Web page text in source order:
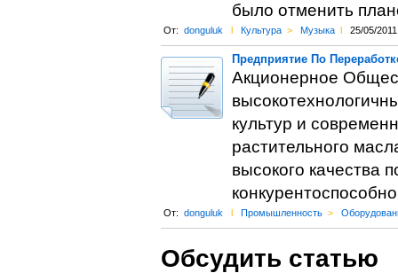
было отменить
От: donguluk l Культура > Музыка l 25/05/2011
Предприятие По
Акционерное
культур и
растительного
высокого качества
От: donguluk l Промышленность >
Обсудить статью